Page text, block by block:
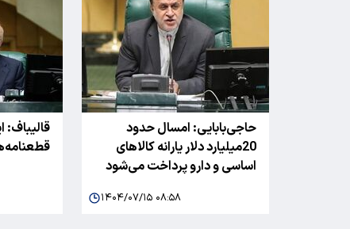
حاجی‌بابایی: امسال حدود
20میلیارد دلار یارانه کالاهای
اساسی و دارو پرداخت می‌شود
۱۴۰۴/۰۷/۱۵ ۰۸:۵۸
قالیباف: